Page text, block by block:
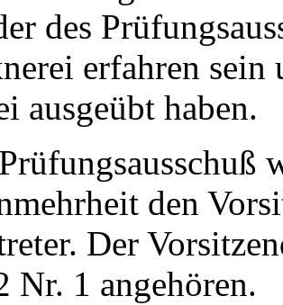
des
erfahren sein
ausgeübt haben.
den
Der
Nr. 1 angehören.